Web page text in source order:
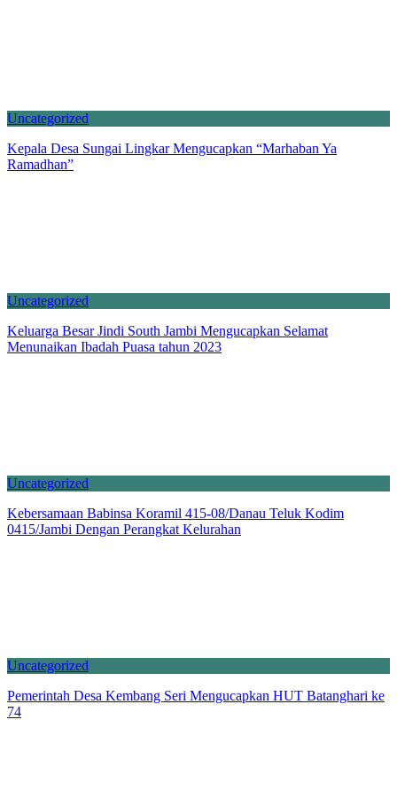
Uncategorized
Kepala Desa Sungai Lingkar Mengucapkan “Marhaban Ya
Ramadhan”
Uncategorized
Keluarga Besar Jindi South Jambi Mengucapkan Selamat
Menunaikan Ibadah Puasa tahun 2023
Uncategorized
Kebersamaan Babinsa Koramil 415-08/Danau Teluk Kodim
0415/Jambi Dengan Perangkat Kelurahan
Uncategorized
Pemerintah Desa Kembang Seri Mengucapkan HUT Batanghari ke
74